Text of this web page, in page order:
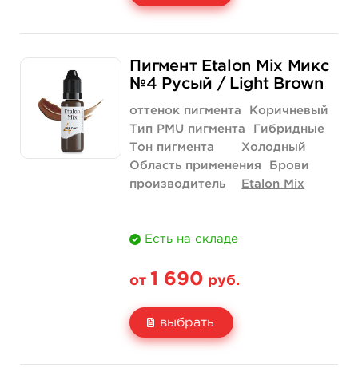
Количество
3 040 руб.
купить
Пигмент Etalon Mix Микс
№4 Русый / Light Brown
оттенок пигмента
Коричневый
Тип PMU пигмента
Гибридные
Тон пигмента
Холодный
Область применения
Брови
производитель
Etalon Mix
Есть на складе
от 1 690 руб.
выбрать